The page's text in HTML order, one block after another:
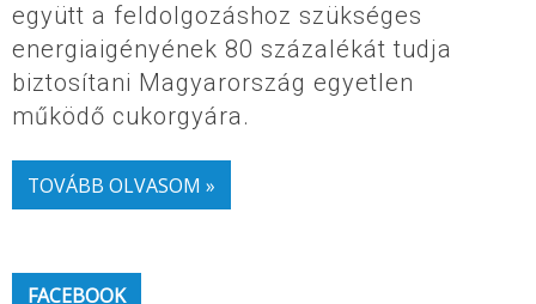
együtt a feldolgozáshoz szükséges
energiaigényének 80 százalékát tudja
biztosítani Magyarország egyetlen
működő cukorgyára.
TOVÁBB OLVASOM »
FACEBOOK